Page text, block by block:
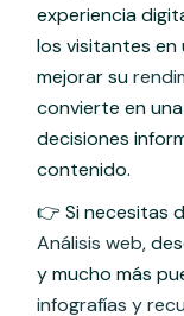
experiencia
los visitantes en
mejorar su
convierte en
decisiones
contenido.
👉 Si necesitas
Análisis web,
y mucho más
infografías y